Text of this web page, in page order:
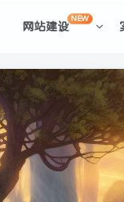
网站建设
NEW